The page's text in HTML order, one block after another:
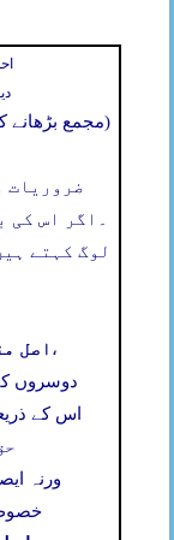
(مجمع
ضروریات
اگر اس کی
لوگ کہتے
اصل ،
دوسروں
اس کے
ورنہ